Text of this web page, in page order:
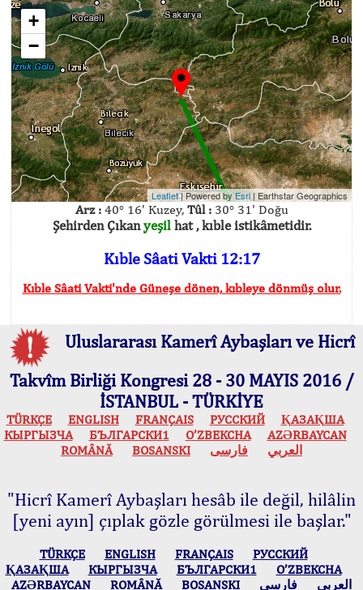
+
−
Leaflet| Powered byEsri|Earthstar Geographics
Arz :40° 16' Kuzey, Tûl :30° 31' Doğu
Şehirden Çıkanyeşilhat , kıble istikâmetidir.
Kıble Sâati Vakti 12:17
Kıble Sâati Vakti'nde Güneşe dönen, kıbleye dönmüş olur.
Uluslararası Kamerî Aybaşları ve Hicrî
Takvîm Birliği Kongresi 28 - 30 MAYIS 2016 /
İSTANBUL - TÜRKİYE
TÜRKÇE ENGLISH FRANÇAIS РУССКИЙ
ҚАЗАҚША
КЫPГЫЗЧA
БЪЛГАРСКИ1 O’ZBEKCHA
AZӘRBAYCAN
ROMÂNĂ
BOSANSKI العربي فارسی
"Hicrî Kamerî Aybaşları hesâb ile değil, hilâlin
[yeni ayın] çıplak gözle görülmesi ile başlar."
TÜRKÇE ENGLISH FRANÇAIS
РУССКИЙ
ҚАЗАҚША
КЫPГЫЗЧA БЪЛГАРСКИ1
O’ZBEKCHA
AZӘRBAYCAN
ROMÂNĂ BOSANSKI العربي فارسی